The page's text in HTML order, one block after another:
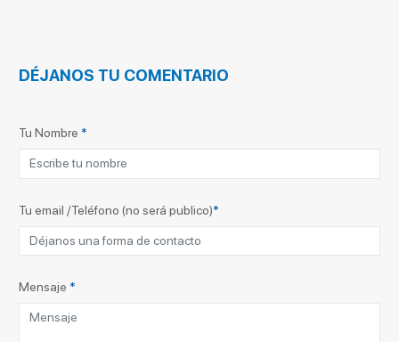
DÉJANOS TU COMENTARIO
Tu Nombre *
Tu email /Teléfono (no será publico)*
Mensaje *